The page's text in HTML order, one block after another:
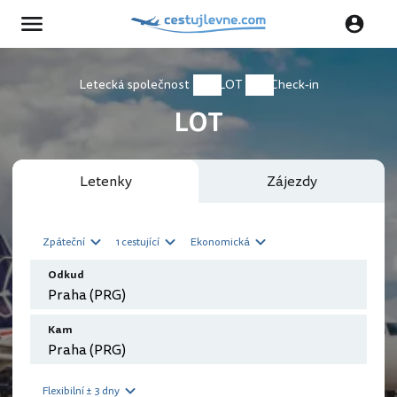
Letecká společnost LOT Check-in
LOT
Letenky Zájezdy
Zpáteční 1 cestující Ekonomická
Odkud
Kam
Flexibilní ± 3 dny